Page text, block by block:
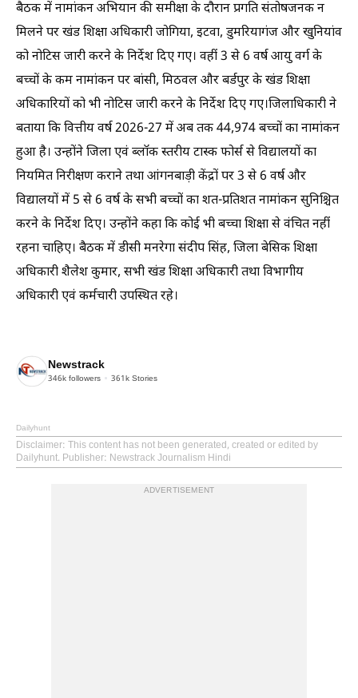
बैठक में नामांकन अभियान की समीक्षा के दौरान प्रगति संतोषजनक न
मिलने पर खंड शिक्षा अधिकारी जोगिया, इटवा, डुमरियागंज और खुनियांव
को नोटिस जारी करने के निर्देश दिए गए। वहीं 3 से 6 वर्ष आयु वर्ग के
बच्चों के कम नामांकन पर बांसी, मिठवल और बर्डपुर के खंड शिक्षा
अधिकारियों को भी नोटिस जारी करने के निर्देश दिए गए।जिलाधिकारी ने
बताया कि वित्तीय वर्ष 2026-27 में अब तक 44,974 बच्चों का नामांकन
हुआ है। उन्होंने जिला एवं ब्लॉक स्तरीय टास्क फोर्स से विद्यालयों का
नियमित निरीक्षण कराने तथा आंगनबाड़ी केंद्रों पर 3 से 6 वर्ष और
विद्यालयों में 5 से 6 वर्ष के सभी बच्चों का शत-प्रतिशत नामांकन सुनिश्चित
करने के निर्देश दिए। उन्होंने कहा कि कोई भी बच्चा शिक्षा से वंचित नहीं
रहना चाहिए। बैठक में डीसी मनरेगा संदीप सिंह, जिला बेसिक शिक्षा
अधिकारी शैलेश कुमार, सभी खंड शिक्षा अधिकारी तथा विभागीय
अधिकारी एवं कर्मचारी उपस्थित रहे।
Newstrack
346k followers 361k Stories
Dailyhunt
Disclaimer: This content has not been generated, created or edited by
Dailyhunt. Publisher: Newstrack Journalism Hindi
ADVERTISEMENT